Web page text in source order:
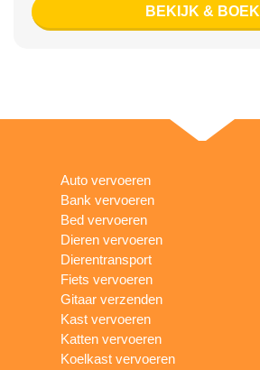
BEKIJK & BOEK
Auto vervoeren
Bank vervoeren
Bed vervoeren
Dieren vervoeren
Dierentransport
Fiets vervoeren
Gitaar verzenden
Kast vervoeren
Katten vervoeren
Koelkast vervoeren